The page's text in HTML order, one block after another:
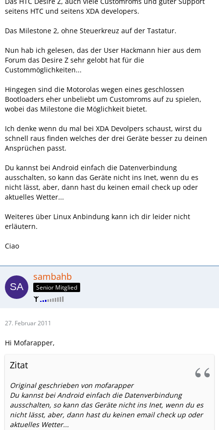
seitens HTC und seitens XDA developers.
Das Milestone 2, ohne Steuerkreuz auf der Tastatur.
Nun hab ich gelesen, das der User Hackmann hier aus dem
Forum das Desire Z sehr gelobt hat für die
Custommöglichkeiten...
Hingegen sind die Motorolas wegen eines geschlossen
Bootloaders eher unbeliebt um Customroms auf zu spielen,
wobei das Milestone die Möglichkeit bietet.
Ich denke wenn du mal bei XDA Devolpers schaust, wirst du
schnell raus finden welches der drei Geräte besser zu deinen
Ansprüchen passt.
Du kannst bei Android einfach die Datenverbindung
ausschalten, so kann das Geräte nicht ins Inet, wenn du es
nicht lässt, aber, dann hast du keinen email check up oder
aktuelles Wetter...
Weiteres über Linux Anbindung kann ich dir leider nicht
erläutern.
Ciao
sambahb
Senior Mitglied
27. Februar 2011
Hi Mofarapper,
Zitat
Original geschrieben von mofarapper
Du kannst bei Android einfach die Datenverbindung
ausschalten, so kann das Geräte nicht ins Inet, wenn du es
nicht lässt, aber, dann hast du keinen email check up oder
aktuelles Wetter...